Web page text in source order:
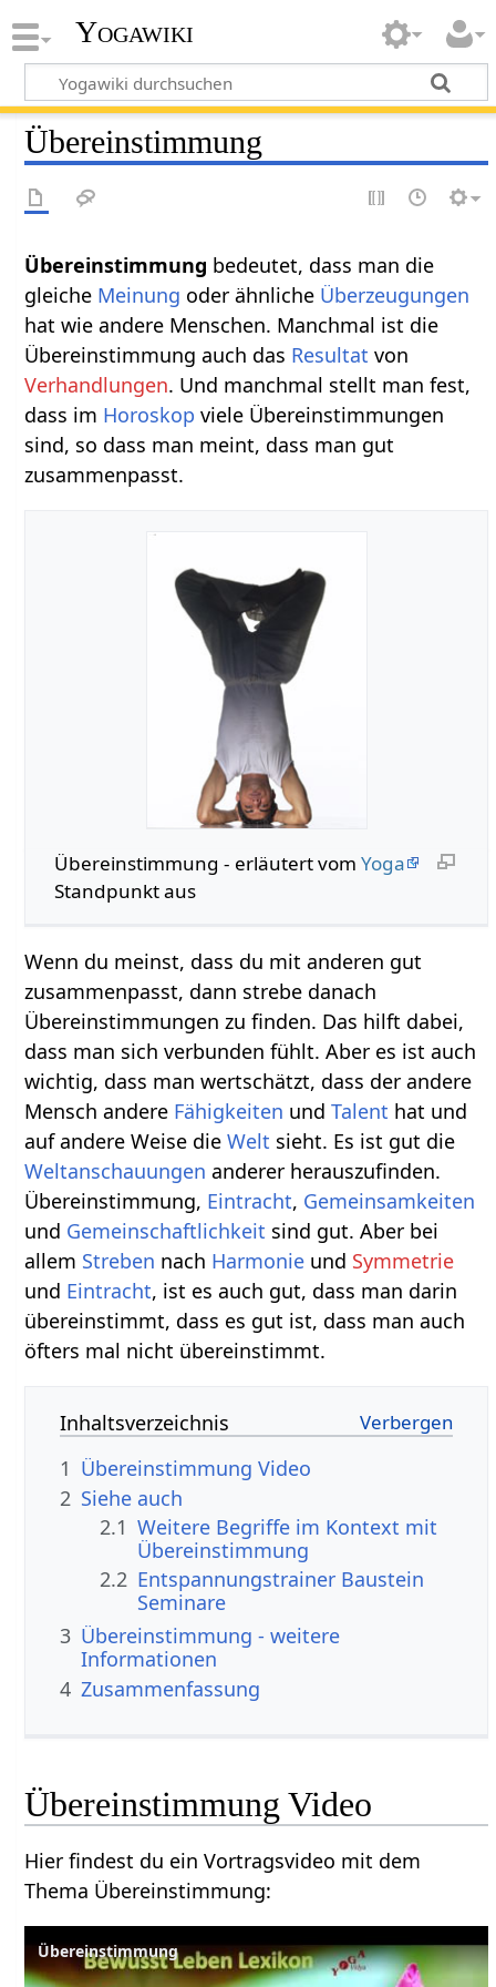
Yogawiki
Übereinstimmung
bedeutet, dass man die
gleiche Meinung oder ähnliche Überzeugungen
hat wie andere Menschen. Manchmal ist die
Übereinstimmung auch das Resultat von
Verhandlungen. Und manchmal stellt man fest,
dass im Horoskop viele Übereinstimmungen
sind, so dass man meint, dass man gut
zusammenpasst.
Übereinstimmung‏‎ - erläutert vom Yoga
Standpunkt aus
Wenn du meinst, dass du mit anderen gut
zusammenpasst, dann strebe danach
Übereinstimmungen zu finden. Das hilft dabei,
dass man sich verbunden fühlt. Aber es ist auch
wichtig, dass man wertschätzt, dass der andere
Mensch andere Fähigkeiten undTalent hat und
auf andere Weise dieWelt sieht. Es ist gut die
Weltanschauungen anderer herauszufinden.
Übereinstimmung, Eintracht, Gemeinsamkeiten
und Gemeinschaftlichkeit sind gut. Aber bei
allem Streben nach Harmonie und Symmetrie
und Eintracht, ist es auch gut, dass man darin
übereinstimmt, dass es gut ist, dass man auch
öfters mal nicht übereinstimmt.
Inhaltsverzeichnis
1
Übereinstimmung‏‎ Video
2 Siehe auch
2.1 Weitere Begriffe im Kontext mit
2.2 Entspannungstrainer Baustein
Seminare
3 Übereinstimmung‏‎ - weitere
Informationen
4 Zusammenfassung
Übereinstimmung‏‎ Video
Hier findest du ein Vortragsvideo mit dem
Thema Übereinstimmung‏‎:
Übereinstimmung